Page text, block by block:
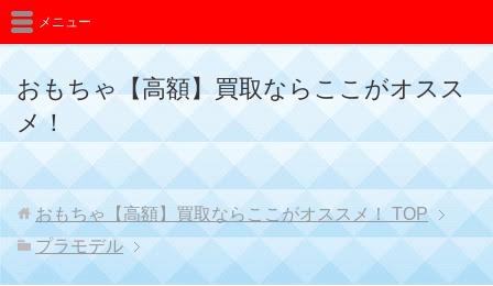
おもちゃ【高額】買取ならここがオスス
メ！
メニュー
おもちゃ【高額】買取ならここがオススメ！ TOP
プラモデル